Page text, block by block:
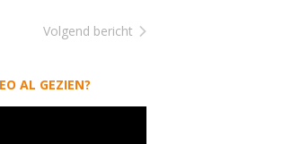
Volgend bericht
AL GEZIEN?